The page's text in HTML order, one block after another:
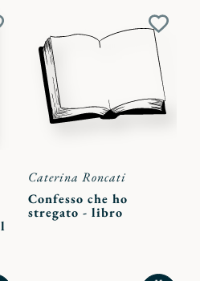
preferiti
ai
Caterina Roncati
Confesso che ho
stregato - libro